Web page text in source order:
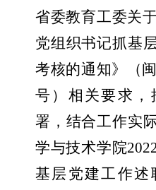
省委教育工委关
党组织书记抓基
考核的通知》（
号）相关要求，
署，结合工作实
学与技术学院
基层党建工作述